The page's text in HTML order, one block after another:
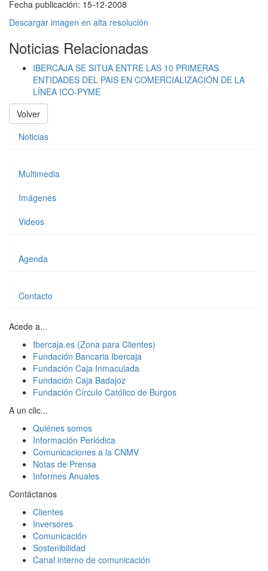
Fecha publicación: 15-12-2008
Descargar imagen en alta resolución
Noticias Relacionadas
IBERCAJA SE SITUA ENTRE LAS 10 PRIMERAS
ENTIDADES DEL PAIS EN COMERCIALIZACIÓN DE LA
LÍNEA ICO-PYME
Volver
Noticias
Multimedia
Imágenes
Videos
Agenda
Contacto
Acede a...
Ibercaja.es (Zona para Clientes)
Fundación Bancaria Ibercaja
Fundación Caja Inmaculada
Fundación Caja Badajoz
Fundación Círculo Católico de Burgos
A un clic...
Quiénes somos
Información Periódica
Comunicaciones a la CNMV
Notas de Prensa
Informes Anuales
Contáctanos
Clientes
Inversores
Comunicación
Sostenibilidad
Canal interno de comunicación